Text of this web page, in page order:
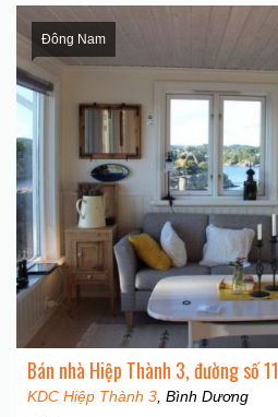
Đông Nam
Bán nhà Hiệp Thành 3, đường số 11
KDC Hiệp Thành 3 , Bình Dương